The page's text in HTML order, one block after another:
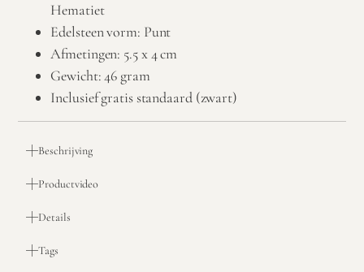
Hematiet
Edelsteen vorm: Punt
Afmetingen: 5.5 x 4 cm
Gewicht: 46 gram
Inclusief gratis standaard (zwart)
Beschrijving
Productvideo
Details
Tags